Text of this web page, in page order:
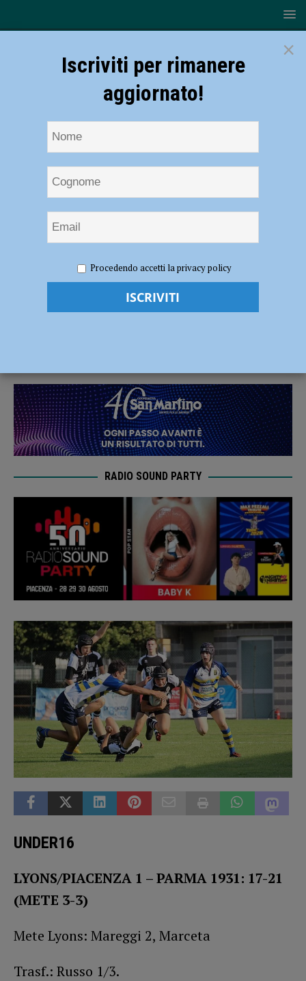
gioca punto a punto con Parma ma perde in volata 17-21
Lyons, l’U16 gioca punto a punto con
RADIO SOUND PARTY
UNDER16
LYONS/PIACENZA 1 – PARMA 1931: 17-21
(METE 3-3)
Mete Lyons: Mareggi 2, Marceta
Trasf.: Russo 1/3.
×
Iscriviti per rimanere
aggiornato!
Procedendo accetti la privacy policy